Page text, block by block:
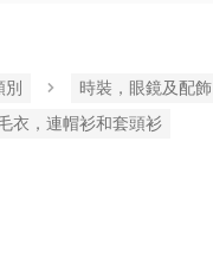
別
時裝，眼鏡及配飾
衣，連帽衫和套頭衫